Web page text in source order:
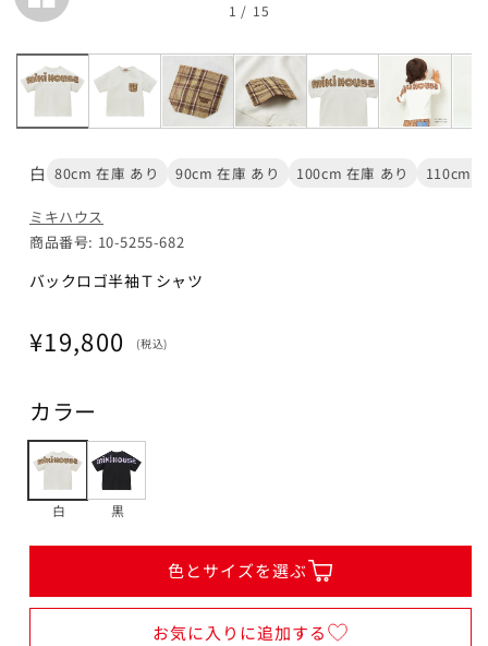
1 / 15
白 80cm 在庫 あり 90cm 在庫 あり 100cm 在庫 あり 110cm
ミキハウス
商品番号: 10-5255-682
バックロゴ半袖Ｔシャツ
通
格
¥19,800 (税込)
カラー
白 黒
色とサイズを選ぶ
お気に入りに追加する
¥19,800
在庫 あり
カートに追加
80cm
¥19,800
100cm
¥19,800
在庫 あり
110cm
カートに追加